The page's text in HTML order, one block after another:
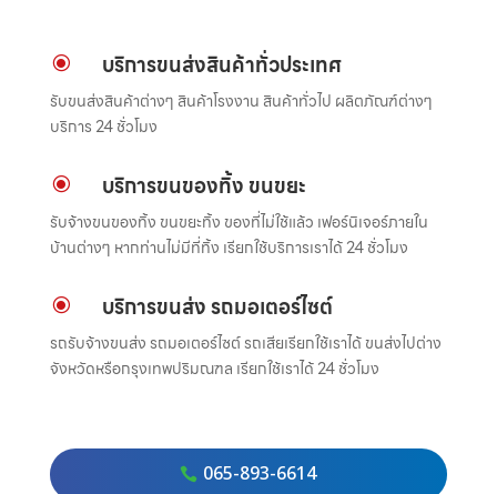
\ บริการขนส่งสินค้าทั่วประเทศ
รับขนส่งสินค้าต่างๆ สินค้าโรงงาน สินค้าทั่วไป ผลิตภัณฑ์ต่างๆ
บริการ 24 ชั่วโมง
\ บริการขนของทิ้ง ขนขยะ
รับจ้างขนของทิ้ง ขนขยะทิ้ง ของที่ไม่ใช้แล้ว เฟอร์นิเจอร์ภายใน
บ้านต่างๆ หากท่านไม่มีที่ทิ้ง เรียกใช้บริการเราได้ 24 ชั่วโมง
\ บริการขนส่ง รถมอเตอร์ไซต์
รถรับจ้างขนส่ง รถมอเตอร์ไซต์ รถเสียเรียกใช้เราได้ ขนส่งไปต่าง
จังหวัดหรือกรุงเทพปริมณฑล เรียกใช้เราได้ 24 ชั่วโมง
065-893-6614